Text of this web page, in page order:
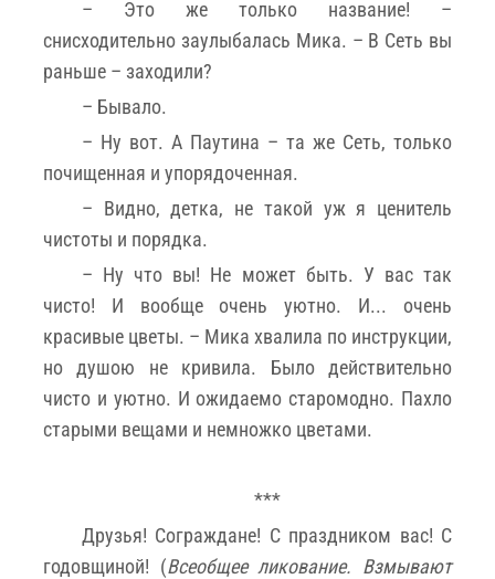
– Это же только название! –
снисходительно заулыбалась Мика. – В Сеть вы
раньше – заходили?
– Бывало.
– Ну вот. А Паутина – та же Сеть, только
почищенная и упорядоченная.
– Видно, детка, не такой уж я ценитель
чистоты и порядка.
– Ну что вы! Не может быть. У вас так
чисто! И вообще очень уютно. И... очень
красивые цветы. – Мика хвалила по инструкции,
но душою не кривила. Было действительно
чисто и уютно. И ожидаемо старомодно. Пахло
старыми вещами и немножко цветами.
***
Друзья! Сограждане! С праздником вас! С
годовщиной! (Всеобщее ликование. Взмывают